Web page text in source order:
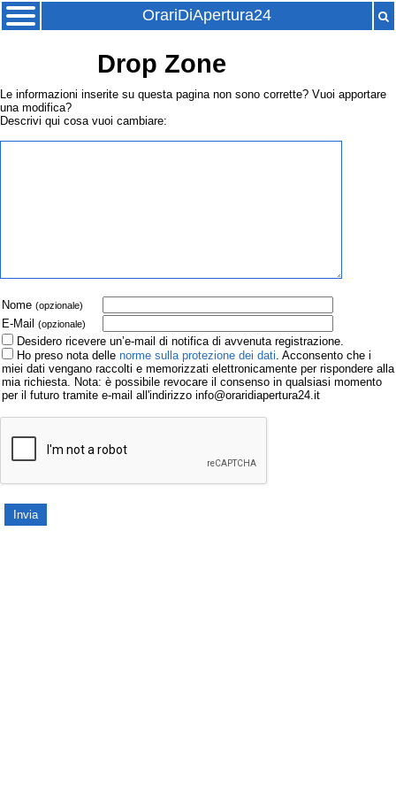
OrariDiApertura24
Drop Zone
Le informazioni inserite su questa pagina non sono corrette? Vuoi apportare
una modifica?
Descrivi qui cosa vuoi cambiare:
Nome (opzionale)
E-Mail (opzionale)
Desidero ricevere un’e-mail di notifica di avvenuta registrazione.
Ho preso nota delle norme sulla protezione dei dati. Acconsento che i
miei dati vengano raccolti e memorizzati elettronicamente per rispondere alla
mia richiesta. Nota: è possibile revocare il consenso in qualsiasi momento
per il futuro tramite e-mail all'indirizzo info@oraridiapertura24.it